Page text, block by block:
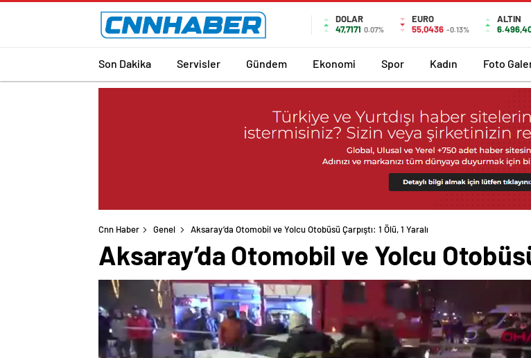
DOLAR
47,7171 0.07%
EURO
55,0436 -0.13%
ALTIN
Son Dakika Servisler Gündem Ekonomi Spor Kadın Foto
Cnn Haber Genel Aksaray’da Otomobil ve Yolcu Otobüsü Çarpıştı: 1 Ölü, 1 Yaralı
Aksaray’da Otomobil ve Yolcu Otobüsü